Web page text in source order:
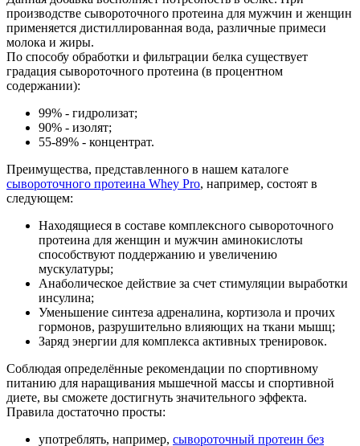
производстве сывороточного протеина для мужчин и женщин
применяется дистиллированная вода, различные примеси
молока и жиры.
По способу обработки и фильтрации белка существует
градация сывороточного протеина (в процентном
содержании):
99% - гидролизат;
90% - изолят;
55-89% - концентрат.
Преимущества, представленного в нашем каталоге
cывороточного протеина Whey Pro, например, состоят в
следующем:
Находящиеся в составе комплексного сывороточного
протеина для женщин и мужчин аминокислоты
способствуют поддержанию и увеличению
мускулатуры;
Анаболическое действие за счет стимуляции выработки
инсулина;
Уменьшение синтеза адреналина, кортизола и прочих
гормонов, разрушительно влияющих на ткани мышц;
Заряд энергии для комплекса активных тренировок.
Соблюдая определённые рекомендации по спортивному
питанию для наращивания мышечной массы и спортивной
диете, вы сможете достигнуть значительного эффекта.
Правила достаточно просты:
употреблять, например, сывороточный протеин без